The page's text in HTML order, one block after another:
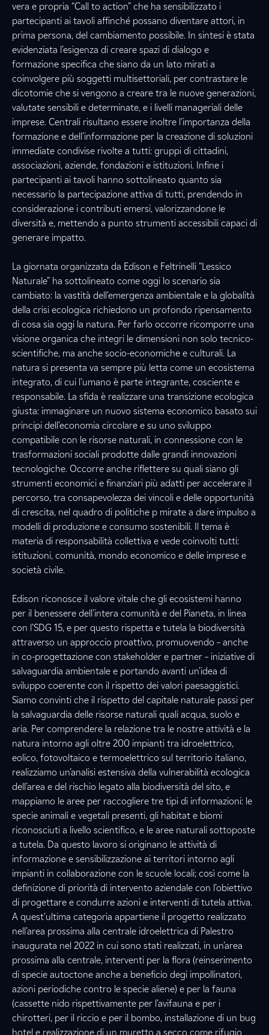
vera e propria “Call to action” che ha sensibilizzato i
partecipanti ai tavoli affinché possano diventare attori, in
prima persona, del cambiamento possibile. In sintesi è stata
evidenziata l’esigenza di creare spazi di dialogo e
formazione specifica che siano da un lato mirati a
coinvolgere più soggetti multisettoriali, per contrastare le
dicotomie che si vengono a creare tra le nuove generazioni,
valutate sensibili e determinate, e i livelli manageriali delle
imprese. Centrali risultano essere inoltre l’importanza della
formazione e dell’informazione per la creazione di soluzioni
immediate condivise rivolte a tutti: gruppi di cittadini,
associazioni, aziende, fondazioni e istituzioni. Infine i
partecipanti ai tavoli hanno sottolineato quanto sia
necessario la partecipazione attiva di tutti, prendendo in
considerazione i contributi emersi, valorizzandone le
diversità e, mettendo a punto strumenti accessibili capaci di
generare impatto.
La giornata organizzata da Edison e Feltrinelli “Lessico
Naturale” ha sottolineato come oggi lo scenario sia
cambiato: la vastità dell’emergenza ambientale e la globalità
della crisi ecologica richiedono un profondo ripensamento
di cosa sia oggi la natura. Per farlo occorre ricomporre una
visione organica che integri le dimensioni non solo tecnico-
scientifiche, ma anche socio-economiche e culturali. La
natura si presenta va sempre più letta come un ecosistema
integrato, di cui l’umano è parte integrante, cosciente e
responsabile. La sfida è realizzare una transizione ecologica
giusta: immaginare un nuovo sistema economico basato sui
principi dell’economia circolare e su uno sviluppo
compatibile con le risorse naturali, in connessione con le
trasformazioni sociali prodotte dalle grandi innovazioni
tecnologiche. Occorre anche riflettere su quali siano gli
strumenti economici e finanziari più adatti per accelerare il
percorso, tra consapevolezza dei vincoli e delle opportunità
di crescita, nel quadro di politiche p mirate a dare impulso a
modelli di produzione e consumo sostenibili. Il tema è
materia di responsabilità collettiva e vede coinvolti tutti:
istituzioni, comunità, mondo economico e delle imprese e
società civile.
Edison riconosce il valore vitale che gli ecosistemi hanno
per il benessere dell’intera comunità e del Pianeta, in linea
con l’SDG 15, e per questo rispetta e tutela la biodiversità
attraverso un approccio proattivo, promuovendo – anche
in co-progettazione con stakeholder e partner – iniziative di
salvaguardia ambientale e portando avanti un’idea di
sviluppo coerente con il rispetto dei valori paesaggistici.
Siamo convinti che il rispetto del capitale naturale passi per
la salvaguardia delle risorse naturali quali acqua, suolo e
aria. Per comprendere la relazione tra le nostre attività e la
natura intorno agli oltre 200 impianti tra idroelettrico,
eolico, fotovoltaico e termoelettrico sul territorio italiano,
realizziamo un’analisi estensiva della vulnerabilità ecologica
dell’area e del rischio legato alla biodiversità del sito, e
mappiamo le aree per raccogliere tre tipi di informazioni: le
specie animali e vegetali presenti, gli habitat e biomi
riconosciuti a livello scientifico, e le aree naturali sottoposte
a tutela. Da questo lavoro si originano le attività di
informazione e sensibilizzazione ai territori intorno agli
impianti in collaborazione con le scuole locali; così come la
definizione di priorità di intervento aziendale con l’obiettivo
di progettare e condurre azioni e interventi di tutela attiva.
A quest’ultima categoria appartiene il progetto realizzato
nell’area prossima alla centrale idroelettrica di Palestro
inaugurata nel 2022 in cui sono stati realizzati, in un’area
prossima alla centrale, interventi per la flora (reinserimento
di specie autoctone anche a beneficio degi impollinatori,
azioni periodiche contro le specie aliene) e per la fauna
(cassette nido rispettivamente per l’avifauna e per i
chirotteri, per il riccio e per il bombo, installazione di un bug
hotel e realizzazione di un muretto a secco come rifugio